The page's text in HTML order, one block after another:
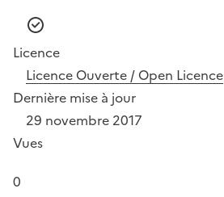
Licence
Licence Ouverte / Open Licence
Dernière mise à jour
29 novembre 2017
Vues
0